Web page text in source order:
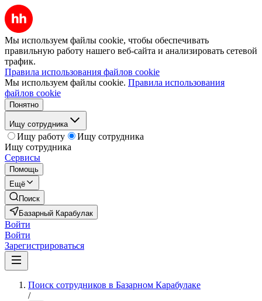
Мы используем файлы cookie, чтобы обеспечивать
правильную работу нашего веб-сайта и анализировать сетевой
трафик.
Правила использования файлов cookie
Мы используем файлы cookie. Правила использования
файлов cookie
Понятно
Ищу сотрудника
Ищу работу
Ищу сотрудника
Ищу сотрудника
Сервисы
Помощь
Ещё
Поиск
Базарный Карабулак
Войти
Войти
Зарегистрироваться
Поиск сотрудников в Базарном Карабулаке
/